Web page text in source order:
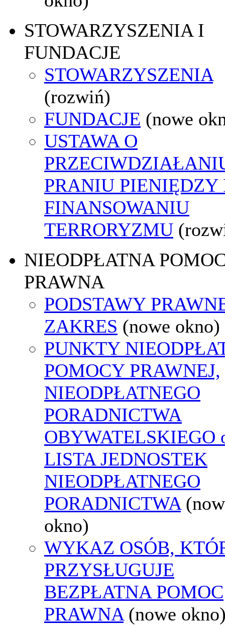
STOWARZYSZENIA I
FUNDACJE
STOWARZYSZENIA
(rozwiń)
FUNDACJE (nowe
USTAWA O
PRANIU PIENIĘDZY
FINANSOWANIU
TERRORYZMU
NIEODPŁATNA
PRAWNA
PODSTAWY
ZAKRES (nowe okno)
PUNKTY
POMOCY PRAWNEJ,
NIEODPŁATNEGO
PORADNICTWA
OBYWATELSKIEGO
LISTA JEDNOSTEK
NIEODPŁATNEGO
PORADNICTWA
okno)
WYKAZ OSÓB,
PRZYSŁUGUJE
BEZPŁATNA POMOC
PRAWNA (nowe